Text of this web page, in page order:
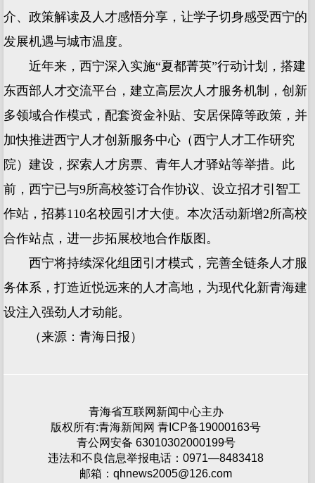
介、政策解读及人才感悟分享，让学子切身感受西宁的
发展机遇与城市温度。
近年来，西宁深入实施“夏都菁英”行动计划，搭建
东西部人才交流平台，建立高层次人才服务机制，创新
多领域合作模式，配套资金补贴、安居保障等政策，并
加快推进西宁人才创新服务中心（西宁人才工作研究
院）建设，探索人才房票、青年人才驿站等举措。此
前，西宁已与9所高校签订合作协议、设立招才引智工
作站，招募110名校园引才大使。本次活动新增2所高校
合作站点，进一步拓展校地合作版图。
西宁将持续深化组团引才模式，完善全链条人才服
务体系，打造近悦远来的人才高地，为现代化新青海建
设注入强劲人才动能。
（来源：青海日报）
青海省互联网新闻中心主办
版权所有:青海新闻网 青ICP备19000163号
青公网安备 63010302000199号
违法和不良信息举报电话：0971—8483418
邮箱：qhnews2005@126.com